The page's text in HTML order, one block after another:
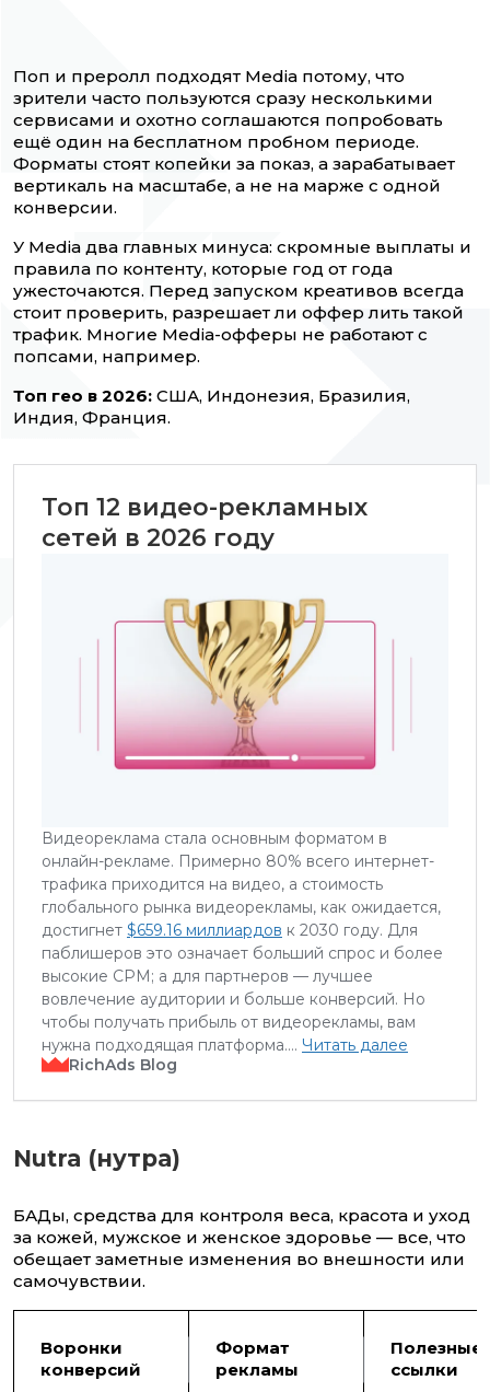
Поп и преролл подходят Media потому, что
зрители часто пользуются сразу несколькими
сервисами и охотно соглашаются попробовать
ещё один на бесплатном пробном периоде.
Форматы стоят копейки за показ, а зарабатывает
вертикаль на масштабе, а не на марже с одной
конверсии.
У Media два главных минуса: скромные выплаты и
правила по контенту, которые год от года
ужесточаются. Перед запуском креативов всегда
стоит проверить, разрешает ли оффер лить такой
трафик. Многие Media-офферы не работают с
попсами, например.
Топ гео в 2026: США, Индонезия, Бразилия,
Индия, Франция.
Топ 12 видео-рекламных
сетей в 2026 году
Видеореклама стала основным форматом в
онлайн-рекламе. Примерно 80% всего интернет-
трафика приходится на видео, а стоимость
глобального рынка видеорекламы, как ожидается,
достигнет $659.16 миллиардов к 2030 году. Для
паблишеров это означает больший спрос и более
высокие CPM; а для партнеров — лучшее
вовлечение аудитории и больше конверсий. Но
чтобы получать прибыль от видеорекламы, вам
нужна подходящая платформа…. Читать далее
RichAds Blog
Nutra (нутра)
БАДы, средства для контроля веса, красота и уход
за кожей, мужское и женское здоровье — все, что
обещает заметные изменения во внешности или
самочувствии.
Воронки
конверсий
Формат
рекламы
Полезные
ссылки